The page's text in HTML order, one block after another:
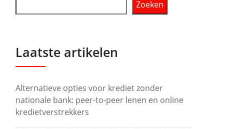
Zoeken
Laatste artikelen
Alternatieve opties voor krediet zonder
nationale bank: peer-to-peer lenen en online
kredietverstrekkers